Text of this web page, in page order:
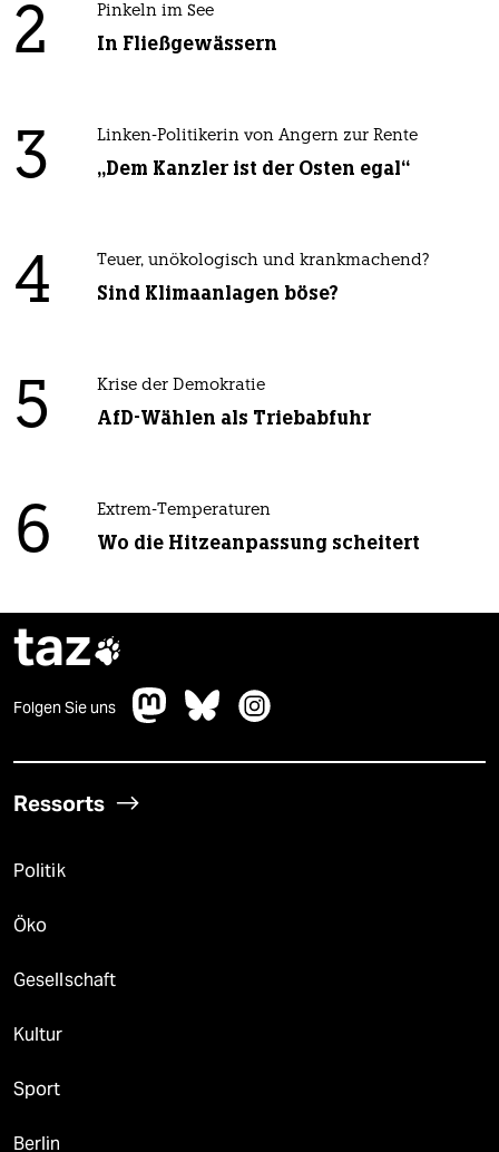
2 Pinkeln im See
In Fließgewässern
3 Linken-Politikerin von Angern zur Rente
„Dem Kanzler ist der Osten egal“
4 Teuer, unökologisch und krankmachend?
Sind Klimaanlagen böse?
5 Krise der Demokratie
AfD-Wählen als Triebabfuhr
6 Extrem-Temperaturen
Wo die Hitzeanpassung scheitert
taz
Folgen Sie uns
Ressorts
Politik
Öko
Gesellschaft
Kultur
Sport
Berlin